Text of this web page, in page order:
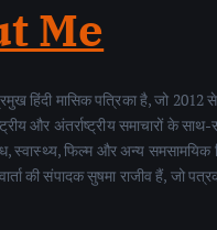
Me
हिंदी मासिक पत्रिका है, जो 2012
और अंतर्राष्ट्रीय समाचारों के
स्वास्थ्य, फिल्म और अन्य समसामयिक
की संपादक सुषमा राजीव हैं, जो